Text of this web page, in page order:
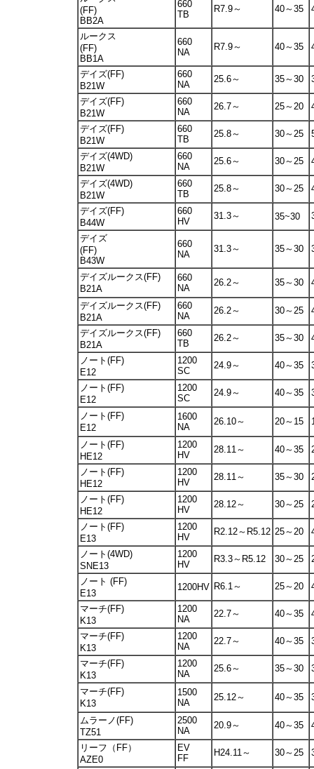
(FF)
BB2A
660
TB
R7.9～ 40～35
ルークス
(FF)
BB1A
660
NA
R7.9～ 40～35
デイズ(FF)
B21W
660
NA
25.6～ 35～30
デイズ(FF)
B21W
660
NA
26.7～ 25～20
デイズ(FF)
B21W
660
TB
25.8～ 30～25
デイズ(4WD)
B21W
660
NA
25.6～ 30～25
デイズ(4WD)
B21W
660
TB
25.8～ 30～25
デイズ(FF)
B44W
660
HV
31.3～ 35~30
デイズ
(FF)
B43W
660
NA
31.3～ 35～30
デイズルークス(FF)
B21A
660
NA
26.2～ 35～30
デイズルークス(FF)
B21A
660
NA
26.2～ 30～25
デイズルークス(FF)
B21A
660
TB
26.2～ 35～30
ノート(FF)
E12
1200
SC
24.9～ 40～35
ノート(FF)
E12
1200
SC
24.9～ 40～35
ノート(FF)
E12
1600
NA
26.10～ 20～15
ノート(FF)
HE12
1200
HV
28.11～ 40～35
ノート(FF)
HE12
1200
HV
28.11～ 35～30
ノート(FF)
HE12
1200
HV
28.12～ 30～25
ノート(FF)
E13
1200
HV
R2.12～R5.12 25～20
ノート(4WD)
SNE13
1200
HV
R3.3～R5.12 30～25
ノート (FF)
E13
1200HV R6.1～ 25～20
マーチ(FF)
K13
1200
NA
22.7～ 40～35
マーチ(FF)
K13
1200
NA
22.7～ 40～35
マーチ(FF)
K13
1200
NA
25.6～ 35～30
マーチ(FF)
K13
1500
NA
25.12～ 40～35
ムラーノ(FF)
TZ51
2500
NA
20.9～ 40～35
リーフ（FF）
AZE0
EV
FF
H24.11～ 30～25